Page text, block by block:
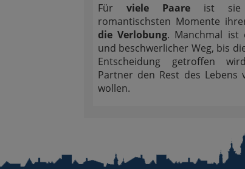
Für viele Paare ist sie
romantischsten Momente
die Verlobung. Manchmal ist
und beschwerlicher Weg, bis
Entscheidung getroffen
Partner den Rest des Lebens
wollen.